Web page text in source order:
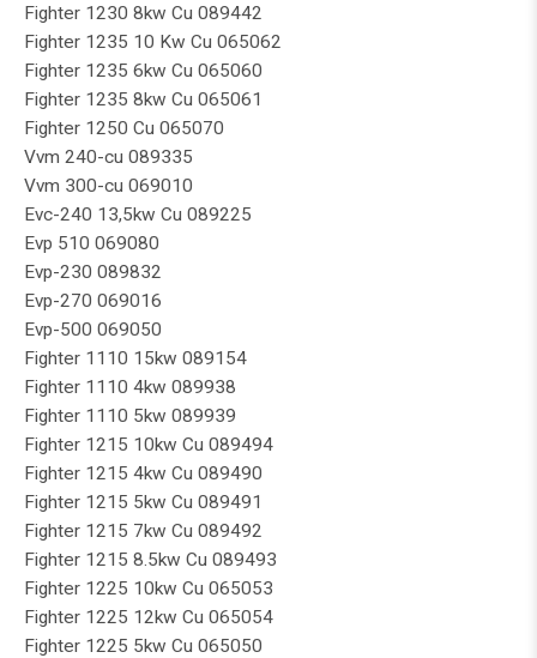
Fighter 1230 8kw Cu 089442
Fighter 1235 10 Kw Cu 065062
Fighter 1235 6kw Cu 065060
Fighter 1235 8kw Cu 065061
Fighter 1250 Cu 065070
Vvm 240-cu 089335
Vvm 300-cu 069010
Evc-240 13,5kw Cu 089225
Evp 510 069080
Evp-230 089832
Evp-270 069016
Evp-500 069050
Fighter 1110 15kw 089154
Fighter 1110 4kw 089938
Fighter 1110 5kw 089939
Fighter 1215 10kw Cu 089494
Fighter 1215 4kw Cu 089490
Fighter 1215 5kw Cu 089491
Fighter 1215 7kw Cu 089492
Fighter 1215 8.5kw Cu 089493
Fighter 1225 10kw Cu 065053
Fighter 1225 12kw Cu 065054
Fighter 1225 5kw Cu 065050